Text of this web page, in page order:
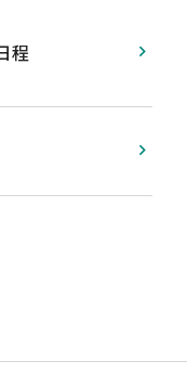
程